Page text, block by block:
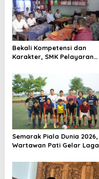
Bekali Kompetensi dan
Karakter, SMK Pelayaran
Bekerja hingga ke Jepang
Semarak Piala Dunia 2026,
Wartawan Pati Gelar Laga